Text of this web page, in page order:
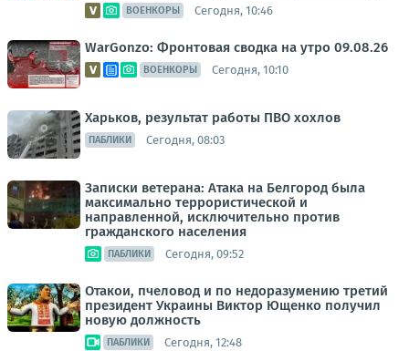
ВОЕНКОРЫ Сегодня, 10:46
WarGonzo: Фронтовая сводка на утро 09.08.26
ВОЕНКОРЫ Сегодня, 10:10
Харьков, результат работы ПВО хохлов
ПАБЛИКИ Сегодня, 08:03
Записки ветерана: Атака на Белгород была
максимально террористической и
направленной, исключительно против
гражданского населения
ПАБЛИКИ Сегодня, 09:52
Отакои, пчеловод и по недоразумению третий
президент Украины Виктор Ющенко получил
новую должность
ПАБЛИКИ Сегодня, 12:48